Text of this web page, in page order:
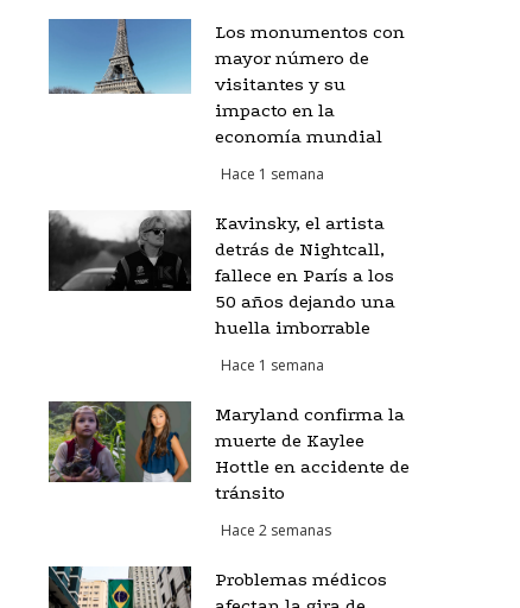
Los monumentos con
mayor número de
visitantes y su
impacto en la
economía mundial
Hace 1 semana
Kavinsky, el artista
detrás de Nightcall,
fallece en París a los
50 años dejando una
huella imborrable
Hace 1 semana
Maryland confirma la
muerte de Kaylee
Hottle en accidente de
tránsito
Hace 2 semanas
Problemas médicos